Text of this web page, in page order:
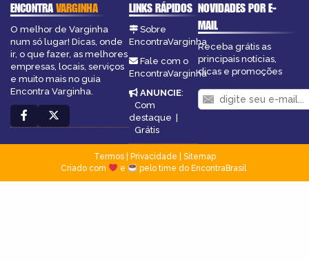
ENCONTRAVARGINHA
O melhor de Varginha
num só lugar! Dicas, onde
ir, o que fazer, as melhores
empresas, locais, serviços
e muito mais no guia
Encontra Varginha.
LINKS RÁPIDOS
Sobre
EncontraVarginha
Fale com o
EncontraVarginha
ANUNCIE:
Com
destaque |
Grátis
NOVIDADES POR E-
MAIL
Receba grátis as
principais notícias,
dicas e promoções
Termos| Privacidade
Sitemap
Criado com
e pelo time do EncontraBrasil